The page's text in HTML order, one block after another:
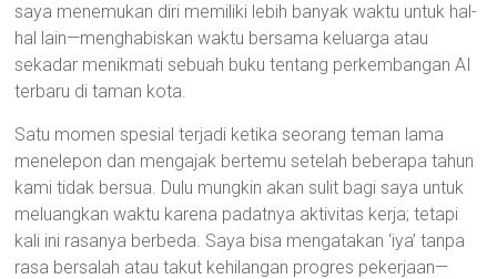
saya menemukan diri memiliki lebih banyak waktu untuk hal-
hal lain—menghabiskan waktu bersama keluarga atau
sekadar menikmati sebuah buku tentang perkembangan AI
terbaru di taman kota.
Satu momen spesial terjadi ketika seorang teman lama
menelepon dan mengajak bertemu setelah beberapa tahun
kami tidak bersua. Dulu mungkin akan sulit bagi saya untuk
meluangkan waktu karena padatnya aktivitas kerja; tetapi
kali ini rasanya berbeda. Saya bisa mengatakan ‘iya’ tanpa
rasa bersalah atau takut kehilangan progres pekerjaan—